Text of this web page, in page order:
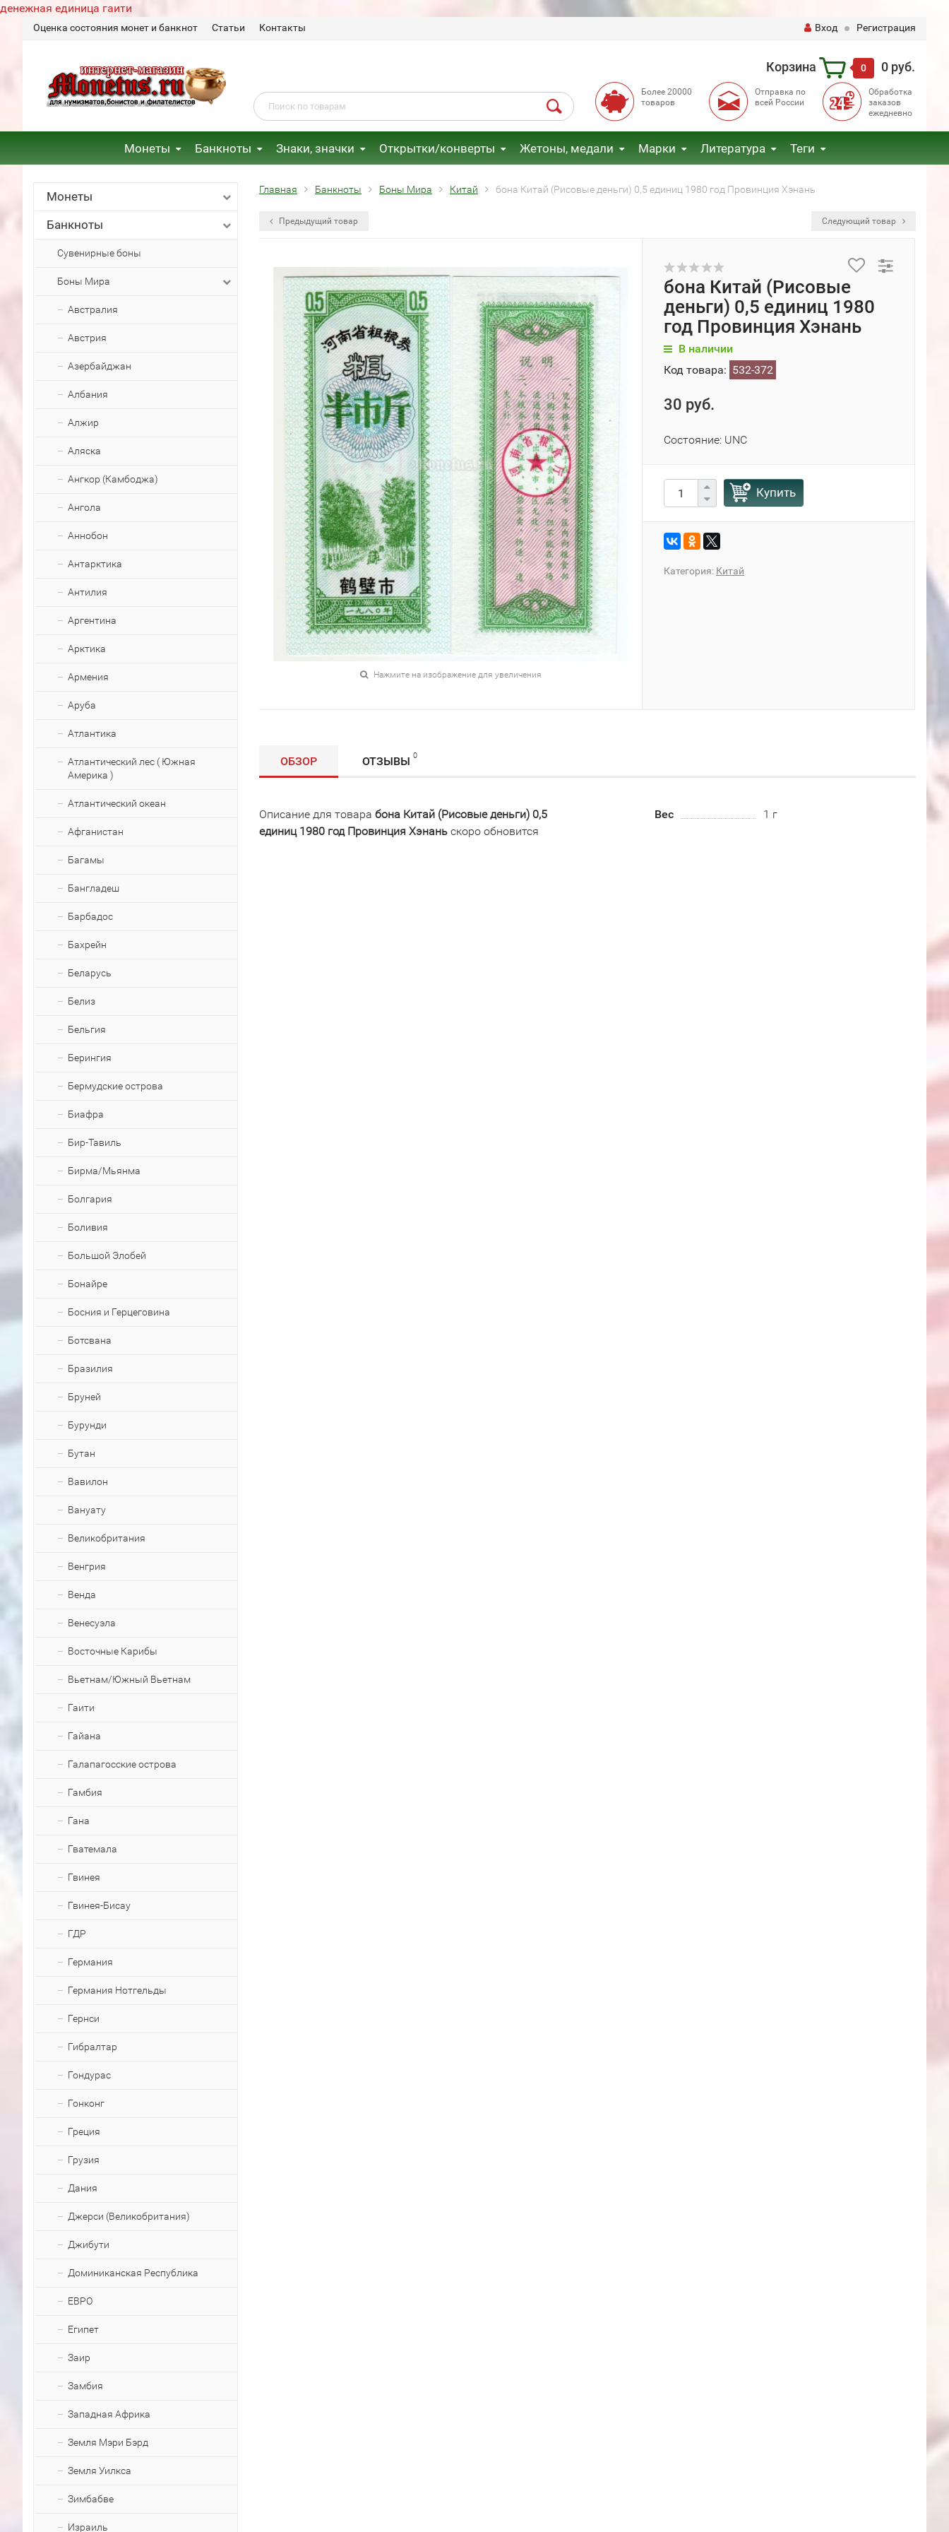
денежная единица гаити
Оценка состояния монет и банкнот Статьи Контакты Вход Регистрация
Корзина 0 0 руб.
Более 20000
товаров
Отправка по
всей России
Обработка
заказов
ежедневно
Монеты Банкноты Знаки, значки Открытки/конверты Жетоны, медали Марки Литература Теги
Монеты
Банкноты
Сувенирные боны
Боны Мира
Австралия
Австрия
Азербайджан
Албания
Алжир
Аляска
Ангкор (Камбоджа)
Ангола
Аннобон
Антарктика
Антилия
Аргентина
Арктика
Армения
Аруба
Атлантика
Атлантический лес ( Южная
Америка )
Атлантический океан
Афганистан
Багамы
Бангладеш
Барбадос
Бахрейн
Беларусь
Белиз
Бельгия
Берингия
Бермудские острова
Биафра
Бир-Тавиль
Бирма/Мьянма
Болгария
Боливия
Большой Элобей
Бонайре
Босния и Герцеговина
Ботсвана
Бразилия
Бруней
Бурунди
Бутан
Вавилон
Вануату
Великобритания
Венгрия
Венда
Венесуэла
Восточные Карибы
Вьетнам/Южный Вьетнам
Гаити
Гайана
Галапагосские острова
Гамбия
Гана
Гватемала
Гвинея
Гвинея-Бисау
ГДР
Германия
Германия Нотгельды
Гернси
Гибралтар
Гондурас
Гонконг
Греция
Грузия
Дания
Джерси (Великобритания)
Джибути
Доминиканская Республика
ЕВРО
Египет
Заир
Замбия
Западная Африка
Земля Мэри Бэрд
Земля Уилкса
Зимбабве
Израиль
Главная Банкноты Боны Мира Китай бона Китай (Рисовые деньги) 0,5 единиц 1980 год Провинция Хэнань
Предыдущий товар Следующий товар
Нажмите на изображение для увеличения
бона Китай (Рисовые
деньги) 0,5 единиц 1980
год Провинция Хэнань
В наличии
Код товара: 532-372
30 руб.
Состояние: UNC
Купить
Категория: Китай
ОБЗОР ОТЗЫВЫ 0
Описание для товара бона Китай (Рисовые деньги) 0,5
единиц 1980 год Провинция Хэнань скоро обновится
Вес 1 г